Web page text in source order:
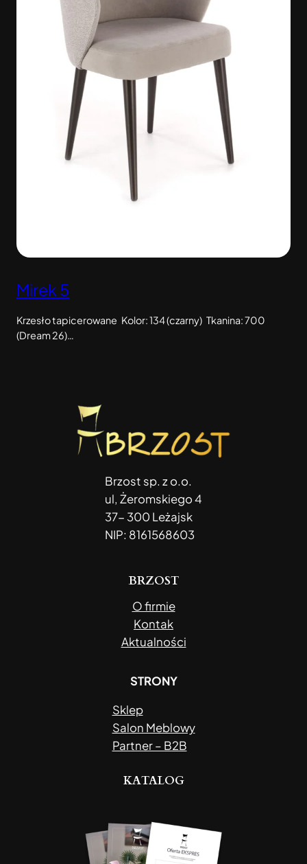
Mirek 5
Krzesło tapicerowane Kolor: 134 (czarny) Tkanina: 700
(Dream 26)…
Brzost sp. z o.o.
ul, Żeromskiego 4
37- 300 Leżajsk
NIP: 8161568603
BRZOST
O firmie
Kontak
Aktualności
STRONY
Sklep
Salon Meblowy
Partner – B2B
KATALOG